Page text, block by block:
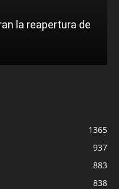
la reapertura de
1365
937
883
838